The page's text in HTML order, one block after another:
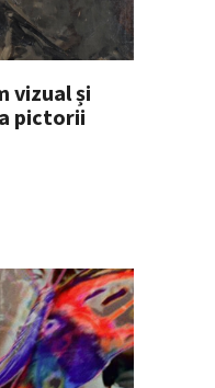
vizual și
pictorii